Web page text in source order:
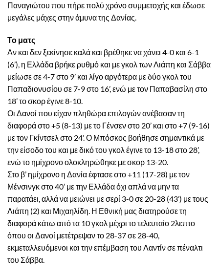
Παναγιώτου που πήρε πολύ χρόνο συμμετοχής και έδωσε
μεγάλες μάχες στην άμυνα της Δανίας.
Το ματς
Αν και δεν ξεκίνησε καλά και βρέθηκε να χάνει 4-0 και 6-1
(6’), η Ελλάδα βρήκε ρυθμό και με γκολ των Λιάπη και Σάββα
μείωσε σε 4-7 στο 9’ και λίγο αργότερα με δύο γκολ του
Παπαδιονυσίου σε 7-9 στο 16’, ενώ με τον Παπαβασίλη στο
18’ το σκορ έγινε 8-10.
Οι Δανοί που είχαν πληθώρα επιλογών ανέβασαν τη
διαφορά στο +5 (8-13) με το Γένσεν στο 20’ και στο +7 (9-16)
με τον Γκίντσελ στο 24’. Ο Μπόσκος βοήθησε σημαντικά με
την είσοδο του και με δικό του γκολ έγινε το 13-18 στο 28’,
ενώ το ημίχρονο ολοκληρώθηκε με σκορ 13-20.
Στο β’ ημίχρονο η Δανία έφτασε στο +11 (17-28) με τον
Μένσινγκ στο 40’ με την Ελλάδα όχι απλά να μην τα
παρατάει, αλλά να μειώνει με σερί 3-0 σε 20-28 (43’) με τους
Λιάπη (2) και Μιχαηλίδη. Η Εθνική μας διατηρούσε τη
διαφορά κάτω από τα 10 γκολ μέχρι το τελευταίο 2λεπτο
όπου οι Δανοί μετέτρεψαν το 28-37 σε 28-40,
εκμεταλλευόμενοι και την επέμβαση του Λαντίν σε πέναλτι
του Σάββα.